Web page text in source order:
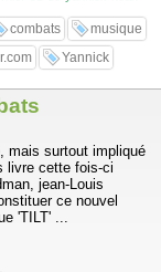
combats
musique
Yannick
mais surtout impliqué
livre cette fois-ci
jean-Louis
ce nouvel
'TILT' ...